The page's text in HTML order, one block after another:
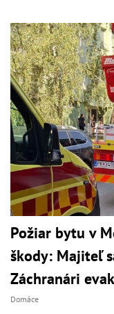
Požiar bytu v
škody: Majiteľ
Záchranári
Domáce